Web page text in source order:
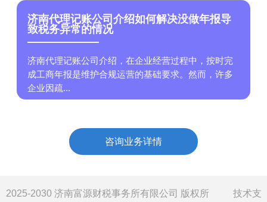
济南代理记账公司介绍如何解决没做年报导
致税务异常的情况
济南代理记账公司介绍，在企业经营过程中，按时完
成工商年报是维护合规运营的基础要求。然而，许多
企业因疏...
咨询业务详情
2025-2030 济南富源财税事务所有限公司 版权所 技术支